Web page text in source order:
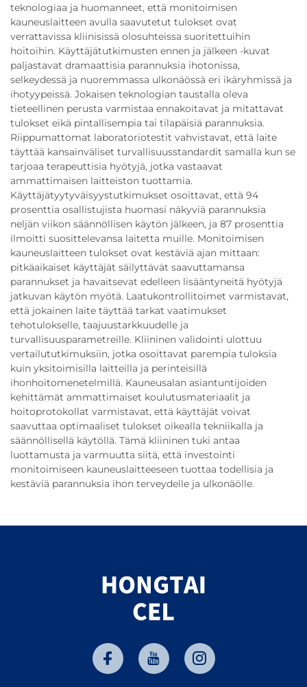
teknologiaa ja huomanneet, että monitoimisen
kauneuslaitteen avulla saavutetut tulokset ovat
verrattavissa kliinisissä olosuhteissa suoritettuihin
hoitoihin. Käyttäjätutkimusten ennen ja jälkeen -kuvat
paljastavat dramaattisia parannuksia ihotonissa,
selkeydessä ja nuoremmassa ulkonäössä eri ikäryhmissä ja
ihotyypeissä. Jokaisen teknologian taustalla oleva
tieteellinen perusta varmistaa ennakoitavat ja mitattavat
tulokset eikä pintallisempia tai tilapäisiä parannuksia.
Riippumattomat laboratoriotestit vahvistavat, että laite
täyttää kansainväliset turvallisuusstandardit samalla kun se
tarjoaa terapeuttisia hyötyjä, jotka vastaavat
ammattimaisen laitteiston tuottamia.
Käyttäjätyytyväisyystutkimukset osoittavat, että 94
prosenttia osallistujista huomasi näkyviä parannuksia
neljän viikon säännöllisen käytön jälkeen, ja 87 prosenttia
ilmoitti suosittelevansa laitetta muille. Monitoimisen
kauneuslaitteen tulokset ovat kestäviä ajan mittaan:
pitkäaikaiset käyttäjät säilyttävät saavuttamansa
parannukset ja havaitsevat edelleen lisääntyneitä hyötyjä
jatkuvan käytön myötä. Laatukontrollitoimet varmistavat,
että jokainen laite täyttää tarkat vaatimukset
tehotulokselle, taajuustarkkuudelle ja
turvallisuusparametreille. Kliininen validointi ulottuu
vertailututkimuksiin, jotka osoittavat parempia tuloksia
kuin yksitoimisilla laitteilla ja perinteisillä
ihonhoitomenetelmillä. Kauneusalan asiantuntijoiden
kehittämät ammattimaiset koulutusmateriaalit ja
hoitoprotokollat varmistavat, että käyttäjät voivat
saavuttaa optimaaliset tulokset oikealla tekniikalla ja
säännöllisellä käytöllä. Tämä kliininen tuki antaa
luottamusta ja varmuutta siitä, että investointi
monitoimiseen kauneuslaitteeseen tuottaa todellisia ja
kestäviä parannuksia ihon terveydelle ja ulkonäölle.